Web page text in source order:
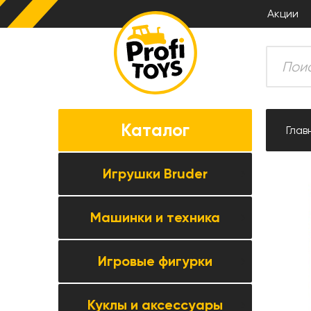
Акции
Каталог
Игрушки Bruder
Все товары категории →
Комбайны
Тракторы
Прицепная техника
Машинки и техника
Все товары категории →
Коллекционные модели
Игровые фигурки
Все товары категории →
Куклы и аксессуары